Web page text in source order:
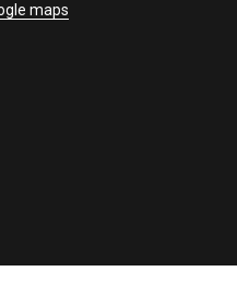
maps